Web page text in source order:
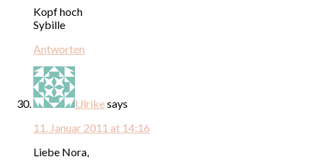
Kopf hoch
Sybille
Antworten
Ulrikesays
11. Januar 2011 at 14:16
Liebe Nora,